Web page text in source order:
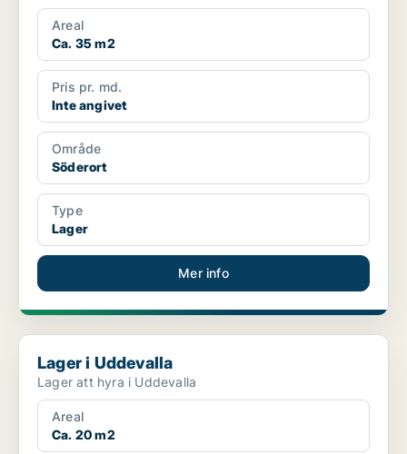
Areal
Ca. 35 m2
Pris pr. md.
Inte angivet
Område
Söderort
Type
Lager
Mer info
Lager i Uddevalla
Lager i Uddevalla
Lager att hyra i Uddevalla
Areal
Ca. 20 m2